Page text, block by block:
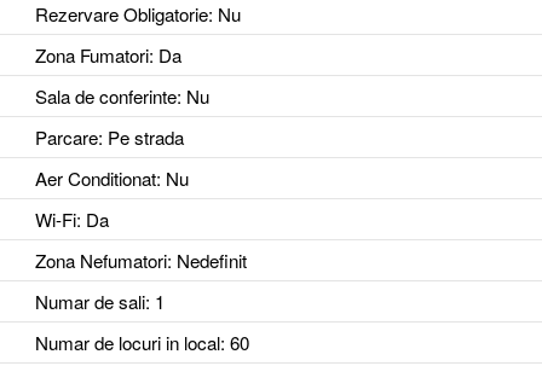
Rezervare Obligatorie: Nu
Zona Fumatori: Da
Sala de conferinte: Nu
Parcare: Pe strada
Aer Conditionat: Nu
Wi-Fi: Da
Zona Nefumatori: Nedefinit
Numar de sali: 1
Numar de locuri in local: 60